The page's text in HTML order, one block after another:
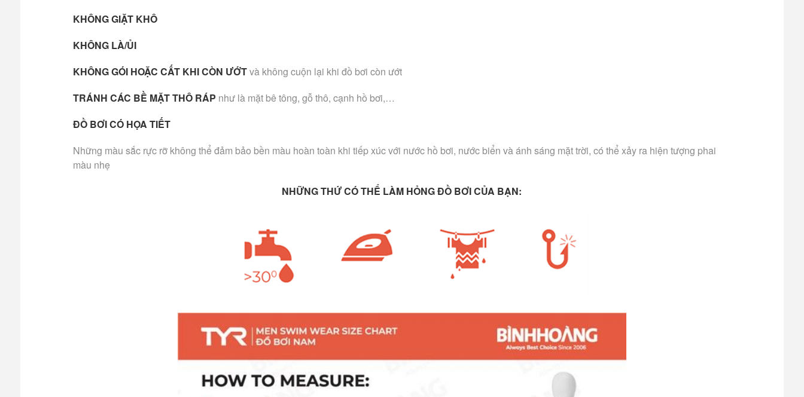
KHÔNG GIẶT KHÔ
KHÔNG LÀ/ỦI
KHÔNG GÓI HOẶC CẤT KHI CÒN ƯỚTvà không cuộn lại khi đồ bơi còn ướt
TRÁNH CÁC BỀ MẶT THÔ RÁP như là mặt bê tông, gỗ thô, cạnh hồ bơi,…
ĐỒ BƠI CÓ HỌA TIẾT
Những màu sắc rực rỡ không thể đảm bảo bền màu hoàn toàn khi tiếp xúc với nước hồ bơi, nước biển và ánh sáng mặt trời, có thể xảy ra hiện tượng phai
màu nhẹ
NHỮNG THỨ CÓ THỂ LÀM HỎNG ĐỒ BƠI CỦA BẠN: